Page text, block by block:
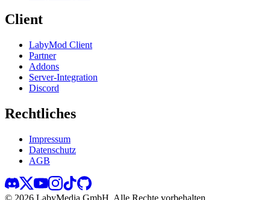
Client
LabyMod Client
Partner
Addons
Server-Integration
Discord
Rechtliches
Impressum
Datenschutz
AGB
© 2026 LabyMedia GmbH. Alle Rechte vorbehalten.